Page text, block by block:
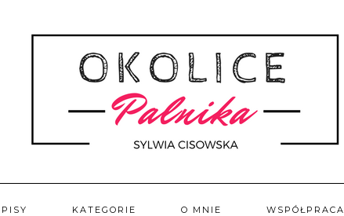
KATEGORIE O MNIE WSPÓŁPRACA